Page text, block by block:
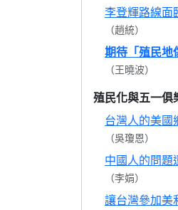
李登輝路線面
（趙統）
期待「殖民地
（王曉波）
殖民化與五一俱
台灣人的美國
（吳瓊恩）
中國人的問題
（李娟）
讓台灣參加美